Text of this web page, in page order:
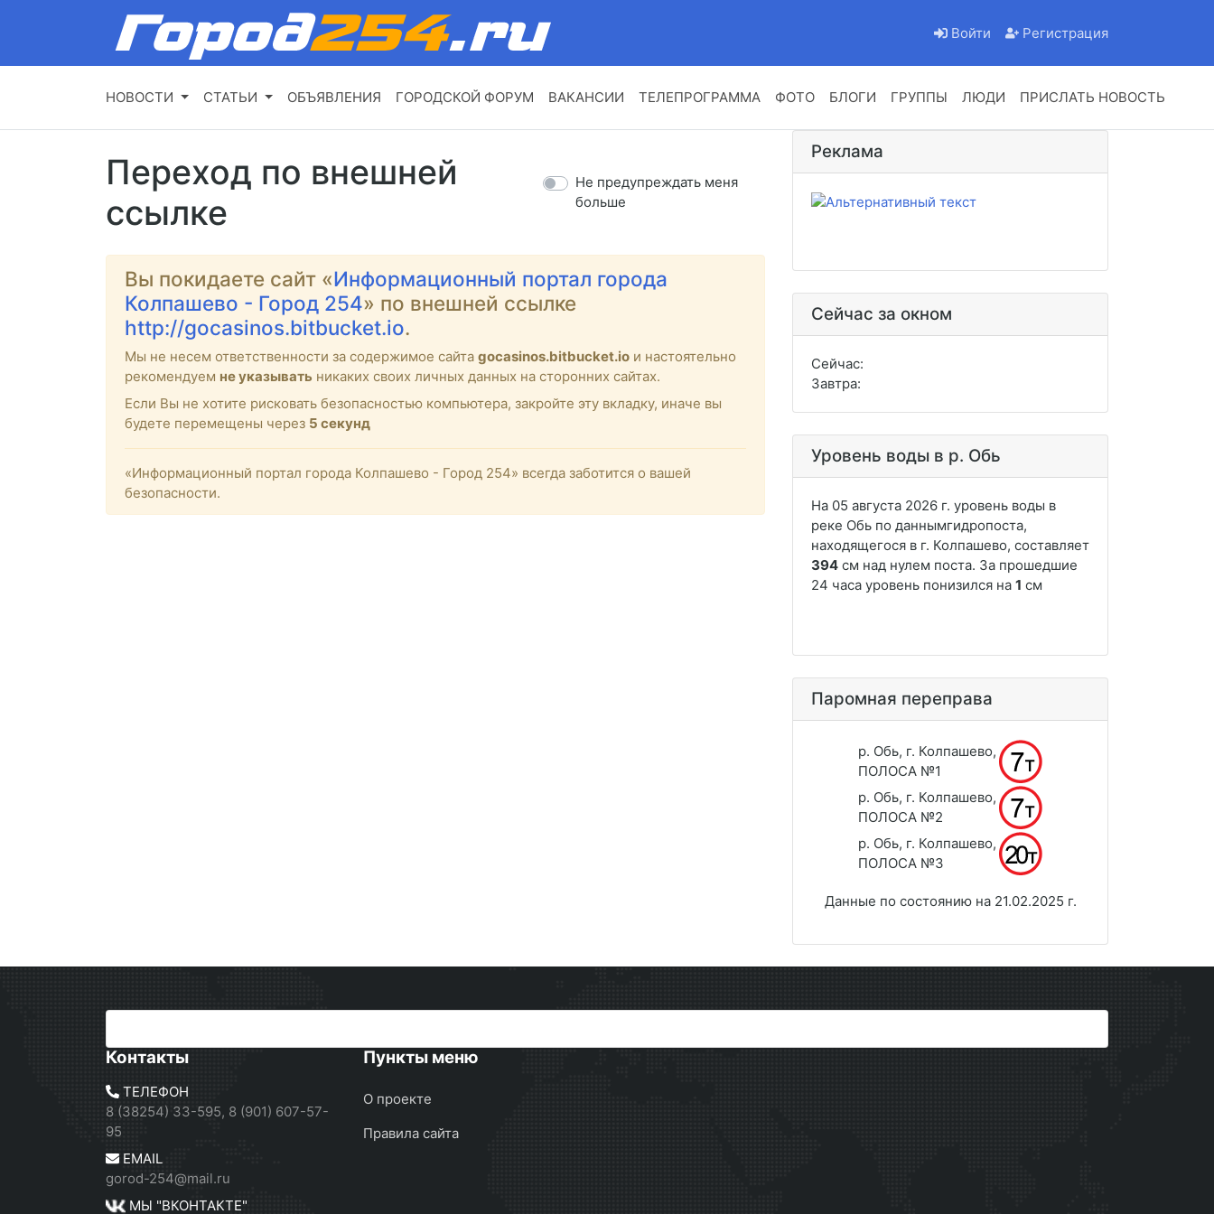
Войти Регистрация
НОВОСТИ СТАТЬИ ОБЪЯВЛЕНИЯ ГОРОДСКОЙ ФОРУМ ВАКАНСИИ ТЕЛЕПРОГРАММА ФОТО БЛОГИ ГРУППЫ ЛЮДИ ПРИСЛАТЬ НОВОСТЬ
Переход по внешней
ссылке
Не предупреждать меня
больше
Вы покидаете сайт «Информационный портал города
Колпашево - Город 254» по внешней ссылке
http://gocasinos.bitbucket.io.
Мы не несем ответственности за содержимое сайта gocasinos.bitbucket.io и настоятельно
рекомендуем не указывать никаких своих личных данных на сторонних сайтах.
Если Вы не хотите рисковать безопасностью компьютера, закройте эту вкладку, иначе вы
будете перемещены через 4 секунд
«Информационный портал города Колпашево - Город 254» всегда заботится о вашей
безопасности.
Реклама
Сейчас за окном
Сейчас:
Завтра:
Уровень воды в р. Обь
Паромная переправа
р. Обь, г. Колпашево,
ПОЛОСА №1
р. Обь, г. Колпашево,
ПОЛОСА №2
р. Обь, г. Колпашево,
ПОЛОСА №3
Данные по состоянию на 21.02.2025 г.
Контакты
ТЕЛЕФОН
8 (38254) 33-595, 8 (901) 607-57-
95
EMAIL
gorod-254@mail.ru
МЫ "ВКОНТАКТЕ"
Пункты меню
О проекте
Правила сайта